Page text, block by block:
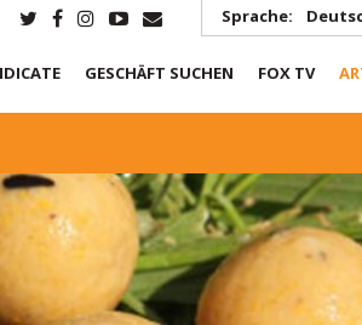
Sprache:
GESCHÄFT SUCHEN FOX TV